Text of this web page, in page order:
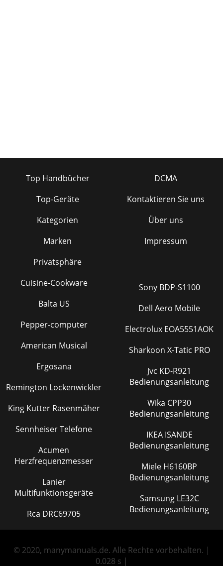
Top Handbücher
Top-Geräte
Kategorien
Marken
Privatsphäre
DCMA
Kontaktieren Sie uns
Über uns
Impressum
Cuisine-Cookware
Balta US
Pepper-computer
American Musical
Ergosana
Remington Lockenwickler
King Kutter Rasenmäher
Sennheiser Telefone
Acumen
Herzfrequenzmesser
Lanier
Multifunktionsgeräte
Rca DRC69705
Sony BDP-S1100
Dell Aero Mobile
Electrolux EOA5551AOK
Sharkoon X-Tatic PRO
Jvc KD-R921
Bedienungsanleitung
Wika CPP30
Bedienungsanleitung
IKEA ISANDE
Bedienungsanleitung
Miele H6160BP
Bedienungsanleitung
Samsung LE32C
Bedienungsanleitung
© 2020, manymanuals.de. Alle Rechte vorbehalten. |
0.028 s |